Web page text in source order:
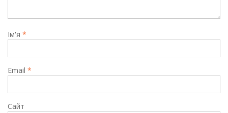
Ім'я *
Email *
Сайт